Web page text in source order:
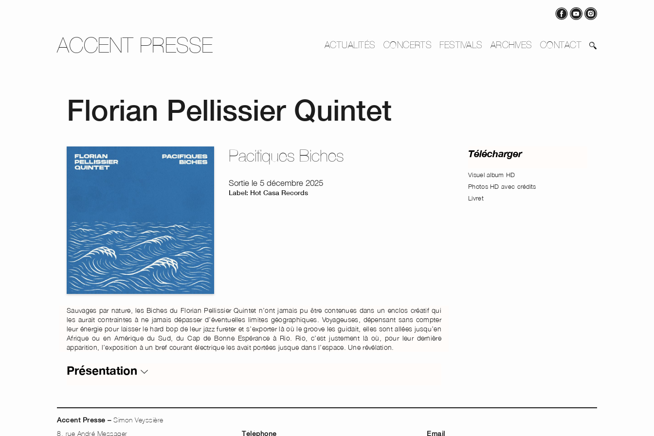
ACCENT PRESSE ACTUALITÉS CONCERTS FESTIVALS ARCHIVES CONTACT
Florian Pellissier Quintet
Pacifiques Biches
Sortie le 5 décembre 2025
Label: Hot Casa Records
Sauvages par nature, les Biches du Florian Pellissier Quintet n’ont jamais pu être contenues dans un enclos créatif qui
les aurait contraintes à ne jamais dépasser d’éventuelles limites géographiques. Voyageuses, dépensant sans compter
leur énergie pour laisser le hard bop de leur jazz fureter et s’exporter là où le groove les guidait, elles sont allées jusqu’en
Afrique ou en Amérique du Sud, du Cap de Bonne Espérance à Rio. Rio, c’est justement là où, pour leur dernière
apparition, l’exposition à un bref courant électrique les avait portées jusque dans l’espace. Une révélation.
Présentation
Télécharger
Visuel album HD
Photos HD avec crédits
Livret
Accent Presse –Simon Veyssière
8, rue André Messager
Téléphone Email